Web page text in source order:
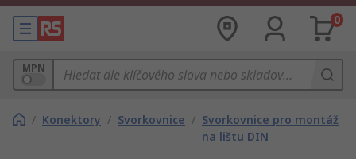
0
MPN
/ Konektory / Svorkovnice / Svorkovnice pro montáž
na lištu DIN